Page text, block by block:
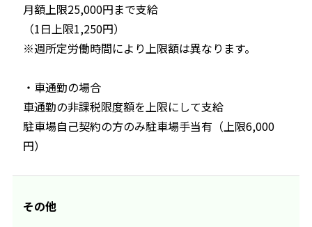
月額上限25,000円まで支給
（1日上限1,250円）
※週所定労働時間により上限額は異なります。
・車通勤の場合
車通勤の非課税限度額を上限にして支給
駐車場自己契約の方のみ駐車場手当有（上限6,000
円）
その他